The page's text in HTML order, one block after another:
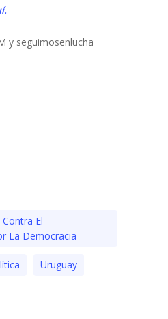
y seguimosenlucha
El
La Democracia
Uruguay